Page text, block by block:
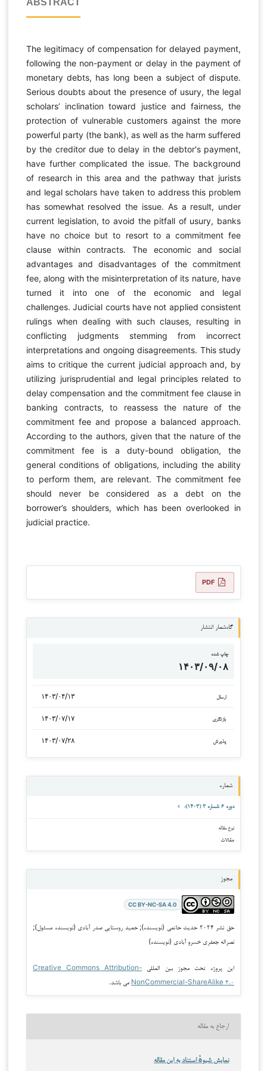
ABSTRACT
The legitimacy of compensation for delayed payment,
following the non-payment or delay in the payment of
monetary debts, has long been a subject of dispute.
Serious doubts about the presence of usury, the legal
scholars’ inclination toward justice and fairness, the
protection of vulnerable customers against the more
powerful party (the bank), as well as the harm suffered
by the creditor due to delay in the debtor's payment,
have further complicated the issue. The background
of research in this area and the pathway that jurists
and legal scholars have taken to address this problem
has somewhat resolved the issue. As a result, under
current legislation, to avoid the pitfall of usury, banks
have no choice but to resort to a commitment fee
clause within contracts. The economic and social
advantages and disadvantages of the commitment
fee, along with the misinterpretation of its nature, have
turned it into one of the economic and legal
challenges. Judicial courts have not applied consistent
rulings when dealing with such clauses, resulting in
conflicting judgments stemming from incorrect
interpretations and ongoing disagreements. This study
aims to critique the current judicial approach and, by
utilizing jurisprudential and legal principles related to
delay compensation and the commitment fee clause in
banking contracts, to reassess the nature of the
commitment fee and propose a balanced approach.
According to the authors, given that the nature of the
commitment fee is a duty-bound obligation, the
general conditions of obligations, including the ability
to perform them, are relevant. The commitment fee
should never be considered as a debt on the
borrower’s shoulders, which has been overlooked in
judicial practice.
PDF
گاه‌شمار انتشار
چاپ شده
۱۴۰۳/۰۹/۰۸
ارسال ۱۴۰۳/۰۴/۱۳
بازنگری ۱۴۰۳/۰۷/۱۷
پذیرش ۱۴۰۳/۰۷/۲۸
شماره
دوره ۶ شماره ۳ (۱۴۰۳):
نوع مقاله
مقالات
مجوز
CC BY-NC-SA 4.0
حق نشر ۲۰۲۴ حدیث حاتمی (نویسنده); حمید روستایی صدر آبادی (نویسنده مسئول);
نصراله جعفری خسرو آبادی (نویسنده)
این پروژه تحت مجوز بین المللی Creative Commons Attribution-
NonCommercial-ShareAlike ۴.۰ می باشد.
ارجاع به مقاله
نمایش شیوهٔ استناد به این مقاله